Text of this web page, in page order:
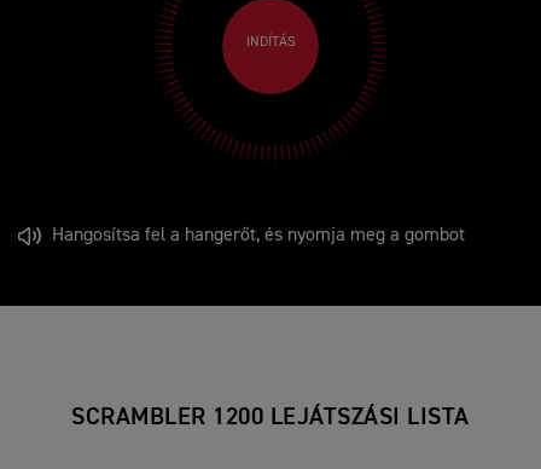
INDÍTÁS
Hangosítsa fel a hangerőt, és nyomja meg a gombot
SCRAMBLER 1200 LEJÁTSZÁSI LISTA